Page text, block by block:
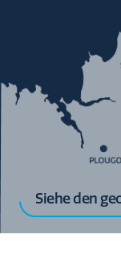
Siehe den